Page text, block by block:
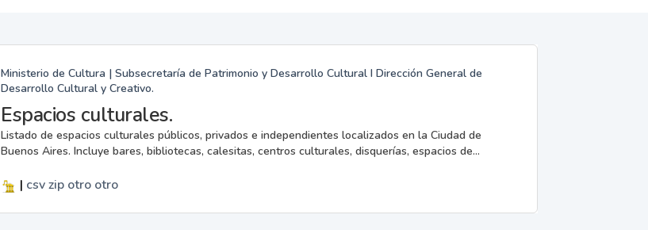
Ministerio de Cultura | Subsecretaría de Patrimonio y Desarrollo Cultural I Dirección General de
Desarrollo Cultural y Creativo.
Espacios culturales.
Listado de espacios culturales públicos, privados e independientes localizados en la Ciudad de
Buenos Aires. Incluye bares, bibliotecas, calesitas, centros culturales, disquerías, espacios de...
| csvzip otro otro